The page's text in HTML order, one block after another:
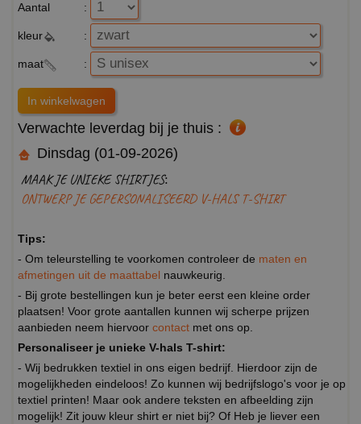
Aantal :
kleur :
maat :
Verwachte leverdag bij je thuis :
Dinsdag (01-09-2026)
MAAK JE UNIEKE SHIRTJES:
ONTWERP JE GEPERSONALISEERD V-HALS T-SHIRT
Tips:
- Om teleurstelling te voorkomen controleer de maten en
afmetingen uit de maattabel nauwkeurig.
- Bij grote bestellingen kun je beter eerst een kleine order
plaatsen! Voor grote aantallen kunnen wij scherpe prijzen
aanbieden neem hiervoor contact met ons op.
Personaliseer je unieke V-hals T-shirt:
- Wij bedrukken textiel in ons eigen bedrijf. Hierdoor zijn de
mogelijkheden eindeloos! Zo kunnen wij bedrijfslogo's voor je op
textiel printen! Maar ook andere teksten en afbeelding zijn
mogelijk! Zit jouw kleur shirt er niet bij? Of Heb je liever een